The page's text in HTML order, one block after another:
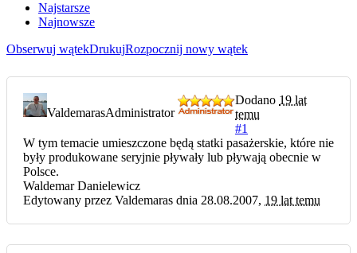
Najstarsze
Najnowsze
Obserwuj wątekDrukujRozpocznij nowy wątek
ValdemarasAdministrator
Dodano 19 lat
temu
#1
W tym temacie umieszczone będą statki pasażerskie, które nie
były produkowane seryjnie pływały lub pływają obecnie w
Polsce.
Waldemar Danielewicz
Edytowany przez Valdemaras dnia 28.08.2007, 19 lat temu